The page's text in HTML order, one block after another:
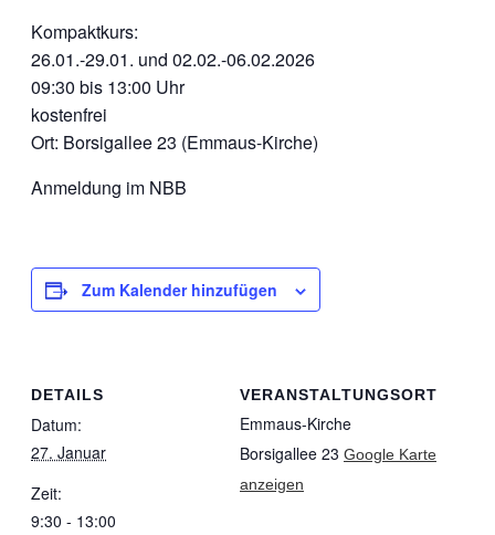
Kompaktkurs:
26.01.-29.01. und 02.02.-06.02.2026
09:30 bis 13:00 Uhr
kostenfrei
Ort: Borsigallee 23 (Emmaus-Kirche)
Anmeldung im NBB
Zum Kalender hinzufügen
DETAILS
Datum:
27. Januar
Zeit:
9:30 - 13:00
VERANSTALTUNGSORT
Emmaus-Kirche
Borsigallee 23 Google Karte
anzeigen